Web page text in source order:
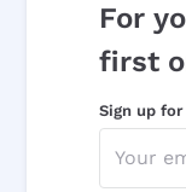
For
first
Sign up